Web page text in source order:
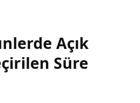
Açık
Süre